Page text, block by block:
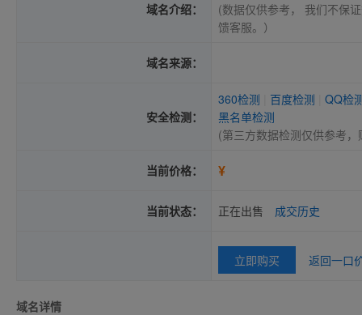
域名介绍：
(数据仅供参考， 我们不保
馈客服。）
域名来源：
安全检测：
360检测 百度检测
QQ检
黑名单检测
(第三方数据检测仅供参考
当前价格： ¥
当前状态： 正在出售 成交历史
立即购买 返回一口
域名详情